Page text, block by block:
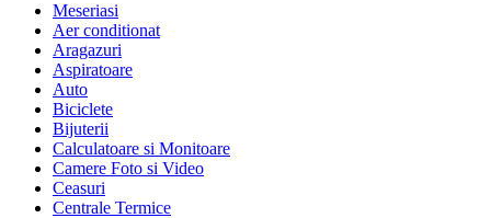
Meseriasi
Aer conditionat
Aragazuri
Aspiratoare
Auto
Biciclete
Bijuterii
Calculatoare si Monitoare
Camere Foto si Video
Ceasuri
Centrale Termice